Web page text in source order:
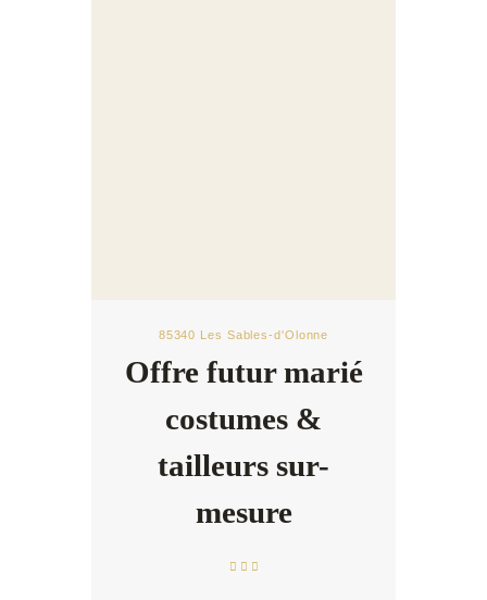
85340 Les Sables-d'Olonne
Offre futur marié
costumes &
tailleurs sur-
mesure